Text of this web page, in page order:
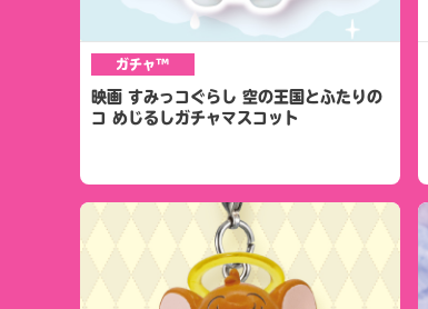
ガチャ™
映画 すみっコぐらし 空の王国とふたりの
コ めじるしガチャマスコット